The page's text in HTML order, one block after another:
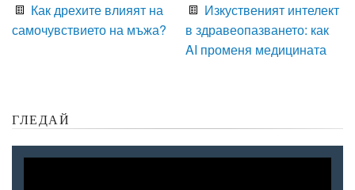
Как дрехите влияят на
самочувствието на мъжа?
Изкуственият интелект
в здравеопазването: как
AI променя медицината
ГЛЕДАЙ